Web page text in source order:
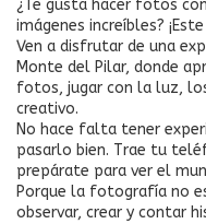
¿Te gusta hacer fotos
imágenes increíbles?
Ven a disfrutar de una
Monte del Pilar, donde
fotos, jugar con la luz,
creativo.
No hace falta tener
pasarlo bien. Trae tu
prepárate para ver el
Porque la fotografía no
observar, crear y contar